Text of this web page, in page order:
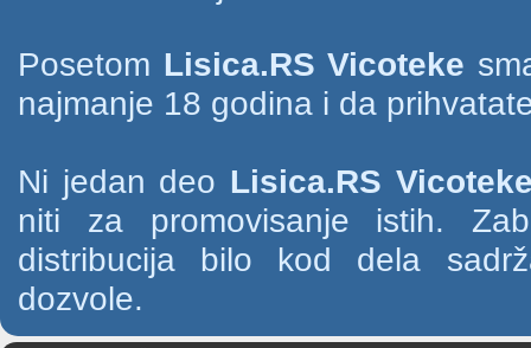
Posetom Lisica.RS Vicoteke
najmanje 18 godina i da
Ni jedan deo Lisica.RS
niti za promovisanje istih.
distribucija bilo kod dela
dozvole.